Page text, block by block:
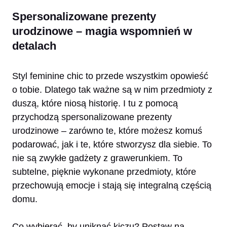
Spersonalizowane prezenty
urodzinowe – magia wspomnień w
detalach
Styl feminine chic to przede wszystkim opowieść
o tobie. Dlatego tak ważne są w nim przedmioty z
duszą, które niosą historię. I tu z pomocą
przychodzą spersonalizowane prezenty
urodzinowe – zarówno te, które możesz komuś
podarować, jak i te, które stworzysz dla siebie. To
nie są zwykłe gadżety z grawerunkiem. To
subtelne, pięknie wykonane przedmioty, które
przechowują emocje i stają się integralną częścią
domu.